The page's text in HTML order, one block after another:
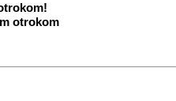
otrokom